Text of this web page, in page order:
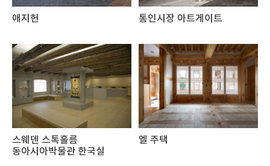
애지헌 통인시장 아트게이트
스웨덴 스톡홀름
동아시아박물관 한국실
엘 주택